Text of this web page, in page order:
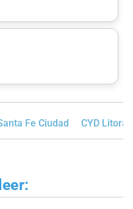
Fe Ciudad CYD Litoral